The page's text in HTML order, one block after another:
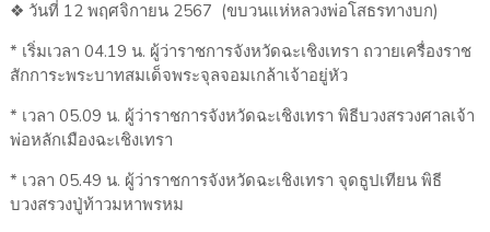
❖ วันที่ 12 พฤศจิกายน 2567 (ขบวนแห่หลวงพ่อโสธรทางบก)
* เริ่มเวลา 04.19 น. ผู้ว่าราชการจังหวัดฉะเชิงเทรา ถวายเครื่องราช
สักการะพระบาทสมเด็จพระจุลจอมเกล้าเจ้าอยู่หัว
* เวลา 05.09 น. ผู้ว่าราชการจังหวัดฉะเชิงเทรา พิธีบวงสรวงศาลเจ้า
พ่อหลักเมืองฉะเชิงเทรา
* เวลา 05.49 น. ผู้ว่าราชการจังหวัดฉะเชิงเทรา จุดธูปเทียน พิธี
บวงสรวงปู่ท้าวมหาพรหม